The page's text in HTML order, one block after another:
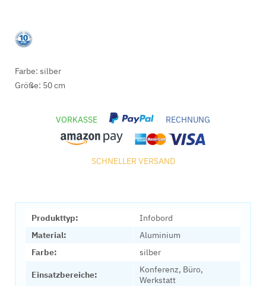
Farbe: silber
Größe: 50 cm
VORKASSE RECHNUNG
SCHNELLER VERSAND
Produkttyp:
Infobord
Material:
Aluminium
Farbe:
silber
Einsatzbereiche:
Konferenz, Büro,
Werkstatt